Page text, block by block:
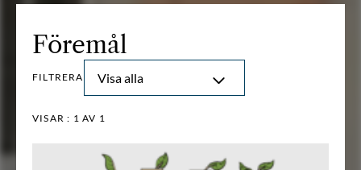
Föremål
FILTRERA Visa alla
VISAR : 1 AV 1